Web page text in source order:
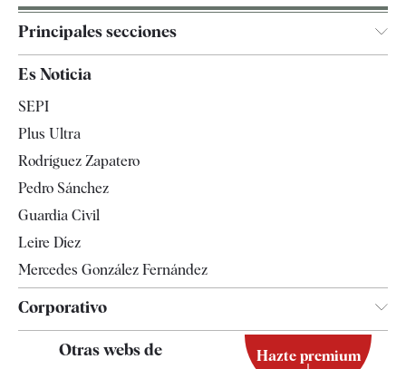
Principales secciones
Televisión
Es Noticia
SEPI
Plus Ultra
Rodríguez Zapatero
Pedro Sánchez
Guardia Civil
Leire Díez
Mercedes González Fernández
Corporativo
Otras webs de Hazte premium